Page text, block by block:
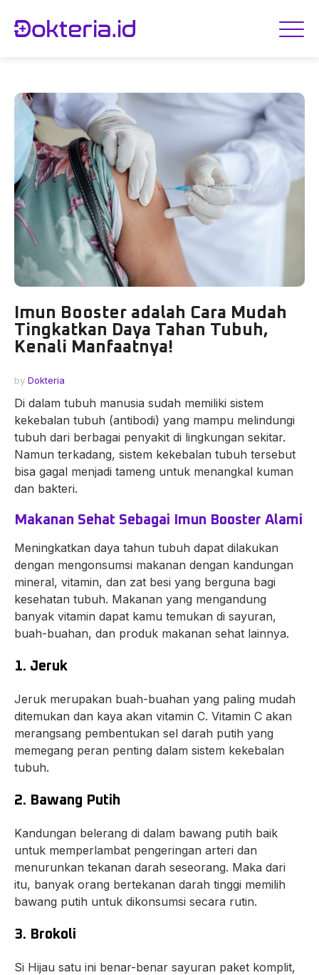
Imun Booster adalah Cara Mudah
Tingkatkan Daya Tahan Tubuh,
Kenali Manfaatnya!
by Dokteria
Di dalam tubuh manusia sudah memiliki sistem
kekebalan tubuh (antibodi) yang mampu melindungi
tubuh dari berbagai penyakit di lingkungan sekitar.
Namun terkadang, sistem kekebalan tubuh tersebut
bisa gagal menjadi tameng untuk menangkal kuman
dan bakteri.
Makanan Sehat Sebagai Imun Booster Alami
Meningkatkan daya tahun tubuh dapat dilakukan
dengan mengonsumsi makanan dengan kandungan
mineral, vitamin, dan zat besi yang berguna bagi
kesehatan tubuh. Makanan yang mengandung
banyak vitamin dapat kamu temukan di sayuran,
buah-buahan, dan produk makanan sehat lainnya.
1. Jeruk
Jeruk merupakan buah-buahan yang paling mudah
ditemukan dan kaya akan vitamin C. Vitamin C akan
merangsang pembentukan sel darah putih yang
memegang peran penting dalam sistem kekebalan
tubuh.
2. Bawang Putih
Kandungan belerang di dalam bawang putih baik
untuk memperlambat pengeringan arteri dan
menurunkan tekanan darah seseorang. Maka dari
itu, banyak orang bertekanan darah tinggi memilih
bawang putih untuk dikonsumsi secara rutin.
3. Brokoli
Si Hijau satu ini benar-benar sayuran paket komplit,